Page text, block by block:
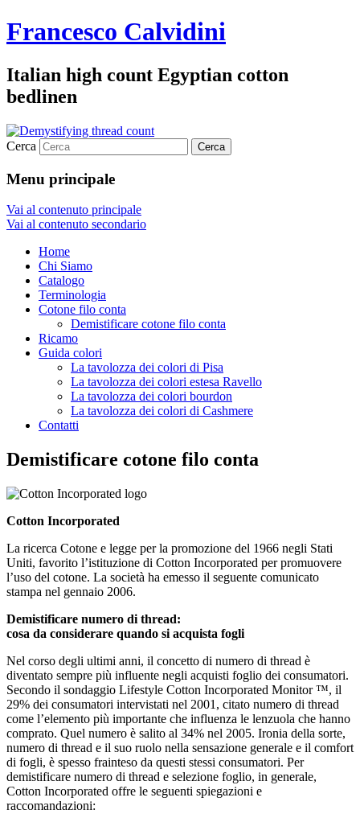
Francesco Calvidini
Italian high count Egyptian cotton
bedlinen
Cerca
Menu principale
Vai al contenuto principale
Vai al contenuto secondario
Home
Chi Siamo
Catalogo
Terminologia
Cotone filo conta
Demistificare cotone filo conta
Ricamo
Guida colori
La tavolozza dei colori di Pisa
La tavolozza dei colori estesa Ravello
La tavolozza dei colori bourdon
La tavolozza dei colori di Cashmere
Contatti
Demistificare cotone filo conta
Cotton Incorporated
La ricerca Cotone e legge per la promozione del 1966 negli Stati
Uniti, favorito l’istituzione di Cotton Incorporated per promuovere
l’uso del cotone. La società ha emesso il seguente comunicato
stampa nel gennaio 2006.
Demistificare numero di thread:
cosa da considerare quando si acquista fogli
Nel corso degli ultimi anni, il concetto di numero di thread è
diventato sempre più influente negli acquisti foglio dei consumatori.
Secondo il sondaggio Lifestyle Cotton Incorporated Monitor ™, il
29% dei consumatori intervistati nel 2001, citato numero di thread
come l’elemento più importante che influenza le lenzuola che hanno
comprato. Quel numero è salito al 34% nel 2005. Ironia della sorte,
numero di thread e il suo ruolo nella sensazione generale e il comfort
di fogli, è spesso frainteso da questi stessi consumatori. Per
demistificare numero di thread e selezione foglio, in generale,
Cotton Incorporated offre le seguenti spiegazioni e
raccomandazioni: